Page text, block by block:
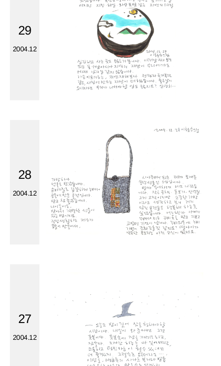
29
2004.12
28
2004.12
27
2004.12